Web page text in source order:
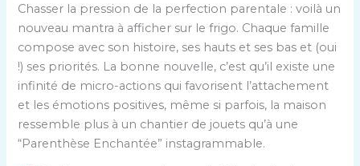
Chasser la pression de la perfection parentale : voilà un
nouveau mantra à afficher sur le frigo. Chaque famille
compose avec son histoire, ses hauts et ses bas et (oui
!) ses priorités. La bonne nouvelle, c’est qu’il existe une
infinité de micro-actions qui favorisent l’attachement
et les émotions positives, même si parfois, la maison
ressemble plus à un chantier de jouets qu’à une
“Parenthèse Enchantée” instagrammable.